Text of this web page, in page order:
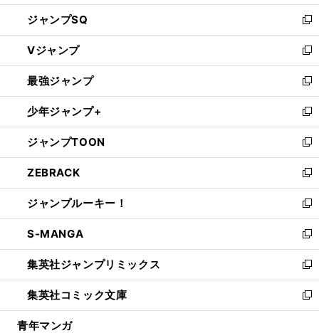
し
い
ウ
ィ
ン
ド
ウ
で
開
く
ジャンプSQ
新
し
い
ウ
ィ
ン
ド
ウ
で
開
く
Vジャンプ
新
し
い
ウ
ィ
ン
ド
ウ
で
開
く
最強ジャンプ
新
し
い
ウ
ィ
ン
ド
ウ
で
開
く
少年ジャンプ+
新
し
い
ウ
ィ
ン
ド
ウ
で
開
く
ジャンプTOON
新
し
い
ウ
ィ
ン
ド
ウ
で
開
く
ZEBRACK
新
し
い
ウ
ィ
ン
ド
ウ
で
開
ジャンプルーキー！
新
し
い
ウ
ィ
ン
ド
ウ
S-MANGA
新
し
い
ウ
ィ
ン
集英社ジャンプリミックス
新
し
い
ウ
集英社コミック文庫
新
し
青年マンガ